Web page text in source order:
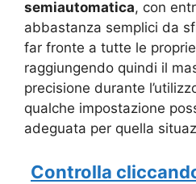
semiautomatica, con
abbastanza semplici da
far fronte a tutte le
raggiungendo quindi il
precisione durante
qualche impostazione
adeguata per quella
Controlla